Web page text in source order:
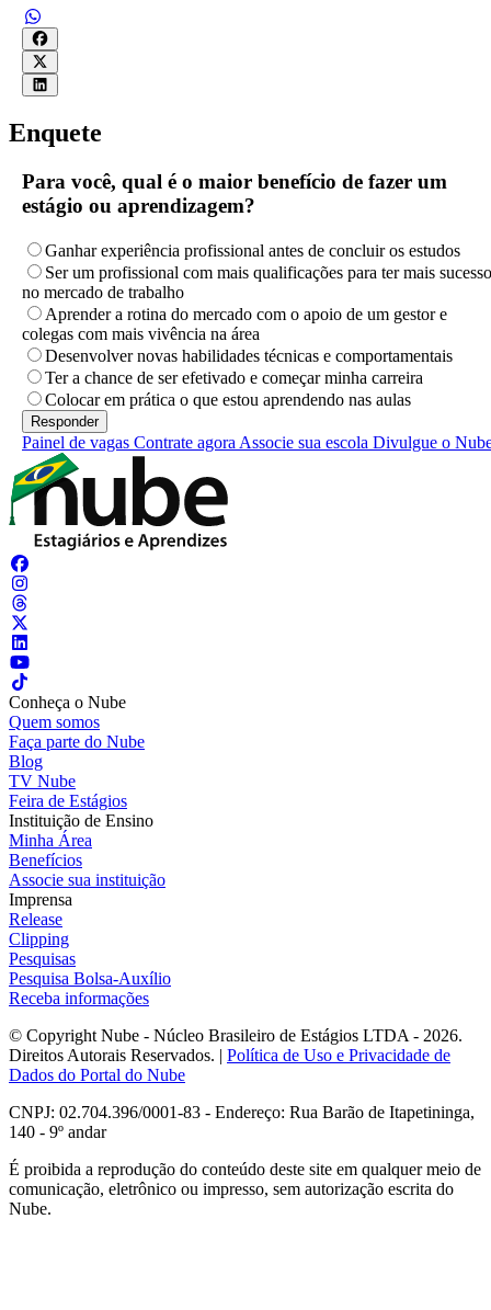
Enquete
Para você, qual é o maior benefício de fazer um
estágio ou aprendizagem?
Ganhar experiência profissional antes de concluir os estudos
Ser um profissional com mais qualificações para ter mais sucesso
no mercado de trabalho
Aprender a rotina do mercado com o apoio de um gestor e
colegas com mais vivência na área
Desenvolver novas habilidades técnicas e comportamentais
Ter a chance de ser efetivado e começar minha carreira
Colocar em prática o que estou aprendendo nas aulas
Painel de vagas Contrate agora Associe sua escola Divulgue o
Conheça o Nube
Quem somos
Faça parte do Nube
Blog
TV Nube
Feira de Estágios
Instituição de Ensino
Minha Área
Benefícios
Associe sua instituição
Imprensa
Release
Clipping
Pesquisas
Pesquisa Bolsa-Auxílio
Receba informações
© Copyright Nube - Núcleo Brasileiro de Estágios LTDA - 2026.
Direitos Autorais Reservados. | Política de Uso e Privacidade de
Dados do Portal do Nube
CNPJ: 02.704.396/0001-83 - Endereço: Rua Barão de Itapetininga,
140 - 9º andar
É proibida a reprodução do conteúdo deste site em qualquer meio de
comunicação, eletrônico ou impresso, sem autorização escrita do
Nube.